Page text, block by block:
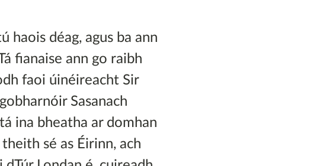
haois déag, agus ba ann
fianaise ann go raibh
faoi úinéireacht Sir
Sasanach
ina bheatha ar domhan
sé as Éirinn, ach